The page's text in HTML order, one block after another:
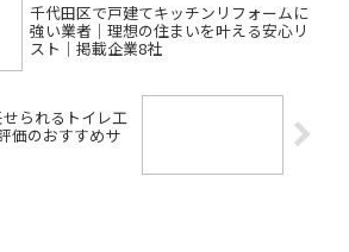
千代田区で戸建てキッチンリフォームに
強い業者｜理想の住まいを叶える安心リ
スト｜掲載企業8社
られるトイレ工
価のおすすめサ